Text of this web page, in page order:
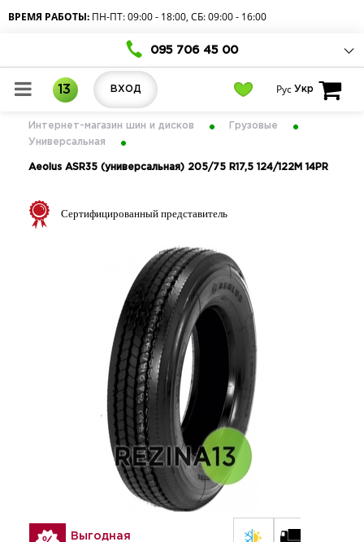
ВРЕМЯ РАБОТЫ: ПН-ПТ: 09:00 - 18:00, СБ: 09:00 - 16:00
095 706 45 00
13 ВХОД Рус Укр
Интернет-магазин шин и дисков
Грузовые
Универсальная
Aeolus ASR35 (универсальная) 205/75 R17,5 124/122M 14PR
Сертифицированный представитель
Выгодная